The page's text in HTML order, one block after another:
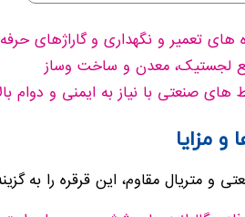
های تعمیر و نگهداری و گاراژهای
لجستیک، معدن و ساخت وساز
های صنعتی با نیاز به ایمنی و دوام
و مزایا
و متریال مقاوم، این قرقره را به